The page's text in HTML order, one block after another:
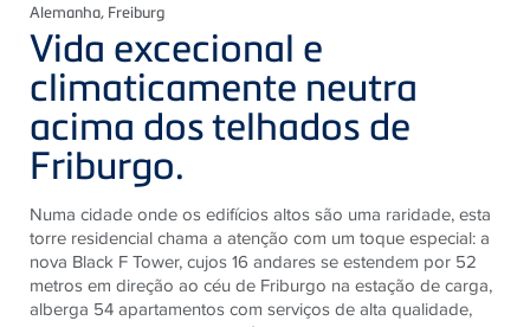
Alemanha, Freiburg
Vida excecional e
climaticamente neutra
acima dos telhados de
Friburgo.
Numa cidade onde os edifícios altos são uma raridade, esta
torre residencial chama a atenção com um toque especial: a
nova Black F Tower, cujos 16 andares se estendem por 52
metros em direção ao céu de Friburgo na estação de carga,
alberga 54 apartamentos com serviços de alta qualidade,